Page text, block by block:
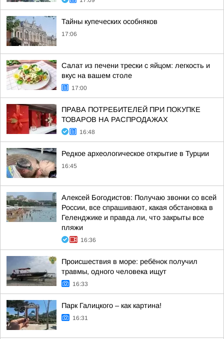
Тайны купеческих особняков
17:06
Салат из печени трески с яйцом: легкость и
вкус на вашем столе
17:00
ПРАВА ПОТРЕБИТЕЛЕЙ ПРИ ПОКУПКЕ
ТОВАРОВ НА РАСПРОДАЖАХ
16:48
Редкое археологическое открытие в Турции
16:45
Алексей Богодистов: Получаю звонки со всей
России, все спрашивают, какая обстановка в
Геленджике и правда ли, что закрыты все
пляжи
16:36
Происшествия в море: ребёнок получил
травмы, одного человека ищут
16:33
Парк Галицкого – как картина!
16:31